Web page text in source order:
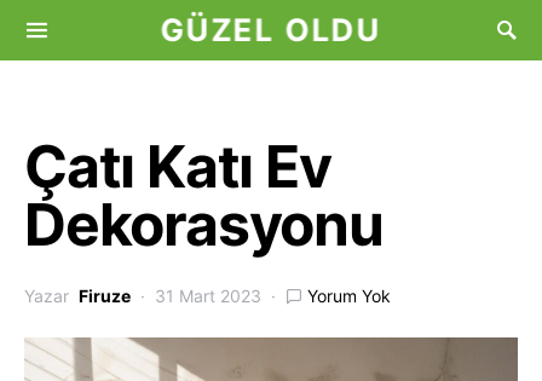
GÜZEL OLDU
Çatı Katı Ev
Dekorasyonu
Yazar Firuze 31 Mart 2023 Yorum Yok